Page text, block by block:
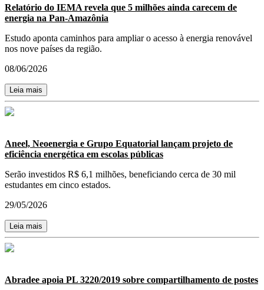
Relatório do IEMA revela que 5 milhões ainda carecem de
energia na Pan-Amazônia
Estudo aponta caminhos para ampliar o acesso à energia renovável
nos nove países da região.
08/06/2026
Leia mais
Aneel, Neoenergia e Grupo Equatorial lançam projeto de
eficiência energética em escolas públicas
Serão investidos R$ 6,1 milhões, beneficiando cerca de 30 mil
estudantes em cinco estados.
29/05/2026
Leia mais
Abradee apoia PL 3220/2019 sobre compartilhamento de postes